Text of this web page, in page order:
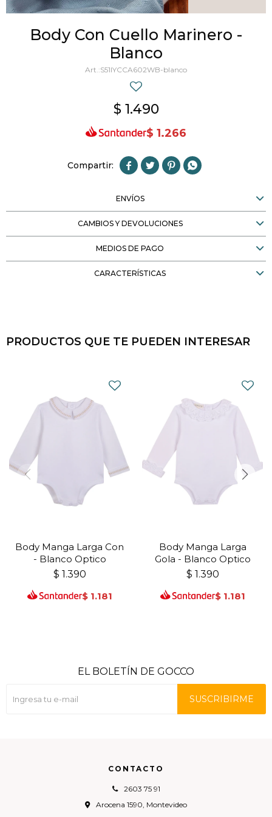
Body Con Cuello Marinero -
Blanco
S51IYCCA602WB-blanco
$ 1.490
$ 1.266
   
ENVÍOS
CAMBIOS Y DEVOLUCIONES
MEDIOS DE PAGO
CARACTERÍSTICAS
PRODUCTOS QUE TE PUEDEN INTERESAR
Body Manga Larga Con
- Blanco Optico
$ 1.390
$ 1.181
Body Manga Larga
Gola - Blanco Optico
$ 1.390
$ 1.181
CONTACTO
2603 75 91
Arocena 1590, Montevideo
EL BOLETÍN DE GOCCO
SUSCRIBIRME